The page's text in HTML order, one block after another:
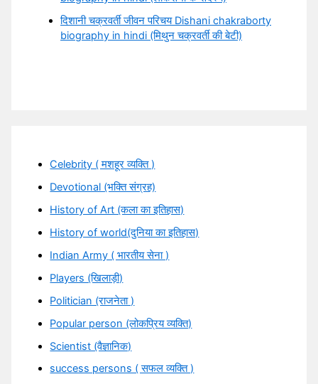
दिशानी चक्रवर्ती जीवन परिचय Dishani chakraborty
biography in hindi (मिथुन चक्रवर्ती की बेटी)
Celebrity ( मशहूर व्यक्ति )
Devotional (भक्ति संग्रह)
History of Art (कला का इतिहास)
History of world(दुनिया का इतिहास)
Indian Army ( भारतीय सेना )
Players (खिलाड़ी)
Politician (राजनेता )
Popular person (लोकप्रिय व्यक्ति)
Scientist (वैज्ञानिक)
success persons ( सफल व्यक्ति )